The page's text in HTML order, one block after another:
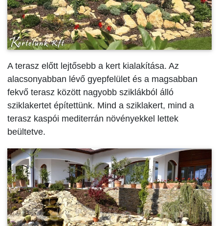
A terasz előtt lejtősebb a kert kialakítása. Az
alacsonyabban lévő gyepfelület és a magsabban
fekvő terasz között nagyobb sziklákból álló
sziklakertet építettünk. Mind a sziklakert, mind a
terasz kaspói mediterrán növényekkel lettek
beültetve.